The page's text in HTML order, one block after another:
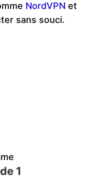
NordVPN et
sans souci.
1